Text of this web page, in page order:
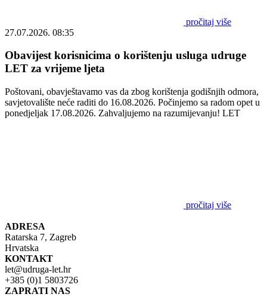
pročitaj više
27.07.2026. 08:35
Obavijest korisnicima o korištenju usluga udruge
LET za vrijeme ljeta
Poštovani, obavještavamo vas da zbog korištenja godišnjih odmora,
savjetovalište neće raditi do 16.08.2026. Počinjemo sa radom opet u
ponedjeljak 17.08.2026. Zahvaljujemo na razumijevanju! LET
pročitaj više
ADRESA
Ratarska 7, Zagreb
Hrvatska
KONTAKT
let@udruga-let.hr
+385 (0)1 5803726
ZAPRATI NAS